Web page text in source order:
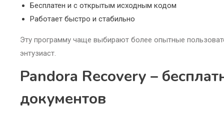
Бесплатен и с открытым исходным кодом
Работает быстро и стабильно
Эту программу чаще выбирают более опытные
энтузиаст.
Pandora Recovery –
документов